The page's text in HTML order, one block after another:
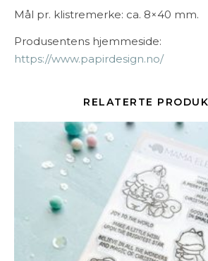
Mål pr. klistremerke: ca. 8×40 mm.
Produsentens hjemmeside:
https://www.papirdesign.no/
RELATERTE